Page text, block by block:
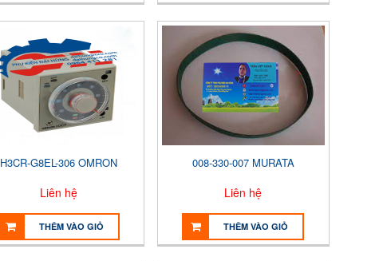
H3CR-G8EL-306 OMRON
Liên hệ
THÊM VÀO GIỎ
008-330-007 MURATA
Liên hệ
THÊM VÀO GIỎ